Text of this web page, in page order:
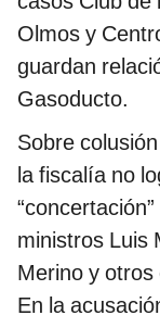
Olmos y
guardan
Gasoducto.
Sobre
la fiscalía no
ministros Luis
Merino y
En la